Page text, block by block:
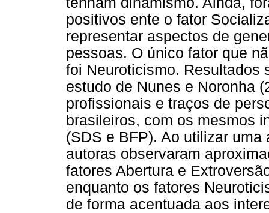
positivos ente o fator
representar aspectos de
pessoas. O único fator que
foi Neuroticismo. Resultados
estudo de Nunes e Noronha
profissionais e traços de
brasileiros, com os mesmos
(SDS e BFP). Ao utilizar
autoras observaram
fatores Abertura e
enquanto os fatores
de forma acentuada aos